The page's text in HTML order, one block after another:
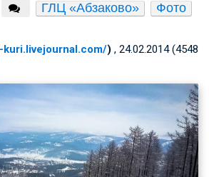
ГЛЦ «Абзаково»
Фото
kuri.livejournal.com/) , 24.02.2014 (4548